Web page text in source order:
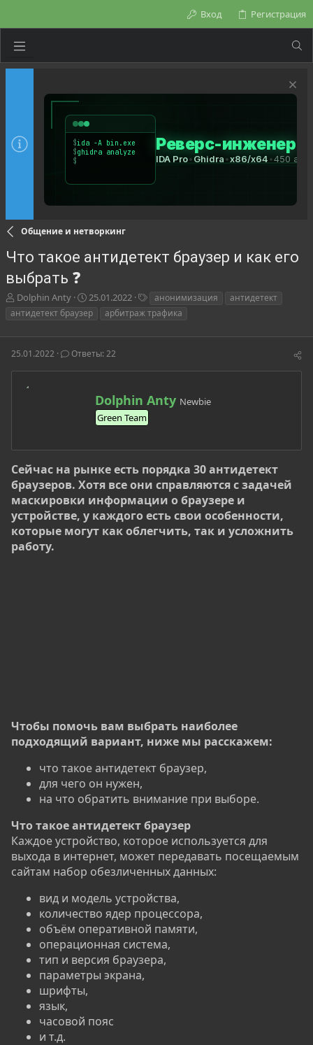
Вход Регистрация
Общение и нетворкинг
Что такое антидетект браузер и как его
выбрать ❓
А
в
о
т
е
Dolphin Anty
Д
а
т
а
а
ч
25.01.2022
е
г
и
анонимизация
антидетект
антидетект браузер
арбитраж трафика
25.01.2022 Ответы: 22
А
в
т
р
Dolphin Anty Newbie
Green Team
Сейчас на рынке есть порядка 30 антидетект
браузеров. Хотя все они справляются с задачей
маскировки информации о браузере и
устройстве, у каждого есть свои особенности,
которые могут как облегчить, так и усложнить
работу.
Чтобы помочь вам выбрать наиболее
подходящий вариант, ниже мы расскажем:
что такое антидетект браузер,
для чего он нужен,
на что обратить внимание при выборе.
Что такое антидетект браузер
Каждое устройство, которое используется для
выхода в интернет, может передавать посещаемым
сайтам набор обезличенных данных:
вид и модель устройства,
количество ядер процессора,
объём оперативной памяти,
операционная система,
тип и версия браузера,
параметры экрана,
шрифты,
язык,
часовой пояс
и т.д.